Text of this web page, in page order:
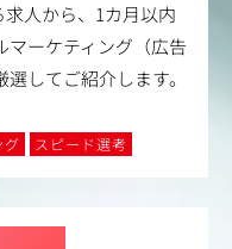
人から、1カ月以内
マーケティング（広告
してご紹介します。
グ スピード選考